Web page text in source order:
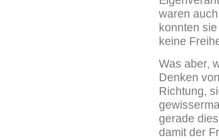
waren
konnten
keine
Was aber,
Denken
Richtung,
gerade
damit der